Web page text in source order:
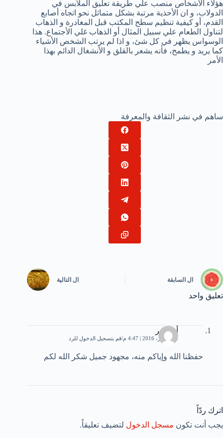
هؤلاء الأشخاص منصب علي طريقة تعليق الملابس في
الدولاب، و ان الأحذية مرتبة بشكل متماثل نحو اتجاه أصابع
القدم، أو كيفية تنظيم سطح المكتب قبل المغادرة و الذهاب
لتناول الطعام علي سبيل المثال أو الذهاب غلي الأجتماع. هذا
الوسواس يظهر في كل شئ، و اذا لم يرتب الشخص الأشياء
كما يريد و يطمح، فأنه يشعر بالقلق و الأنشغال الدائم بهذا
الأمر
ساهم في نشر الثقافة والمعرفة
ال السابقة ال التالية
تعليق واحد
أم عمر
12 أكتوبر، 2016 | 4:47 م قم بتسجيل الدخول للرد
حفظنا الله وإياكم منه، مجهود جميل شكر الله لكم
اترك ردّاً
يجب أنت تكون مسجل الدخول لتضيف تعليقاً.